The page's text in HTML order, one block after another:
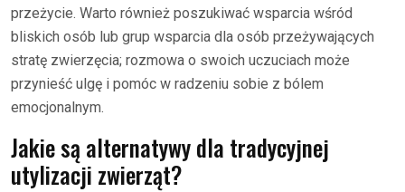
przeżycie. Warto również poszukiwać wsparcia wśród
bliskich osób lub grup wsparcia dla osób przeżywających
stratę zwierzęcia; rozmowa o swoich uczuciach może
przynieść ulgę i pomóc w radzeniu sobie z bólem
emocjonalnym.
Jakie są alternatywy dla tradycyjnej
utylizacji zwierząt?